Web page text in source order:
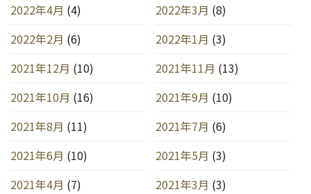
2022年4月 (4) 2022年3月 (8)
2022年2月 (6) 2022年1月 (3)
2021年12月 (10) 2021年11月 (13)
2021年10月 (16) 2021年9月 (10)
2021年8月 (11) 2021年7月 (6)
2021年6月 (10) 2021年5月 (3)
2021年4月 (7) 2021年3月 (3)